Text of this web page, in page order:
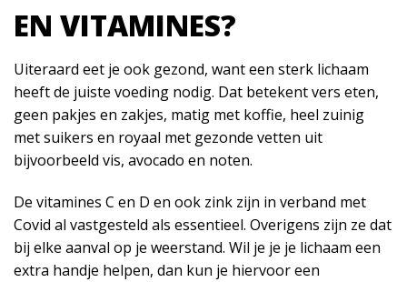
EN VITAMINES?
Uiteraard eet je ook gezond, want een sterk lichaam
heeft de juiste voeding nodig. Dat betekent vers eten,
geen pakjes en zakjes, matig met koffie, heel zuinig
met suikers en royaal met gezonde vetten uit
bijvoorbeeld vis, avocado en noten.
De vitamines C en D en ook zink zijn in verband met
Covid al vastgesteld als essentieel. Overigens zijn ze dat
bij elke aanval op je weerstand. Wil je je je lichaam een
extra handje helpen, dan kun je hiervoor een